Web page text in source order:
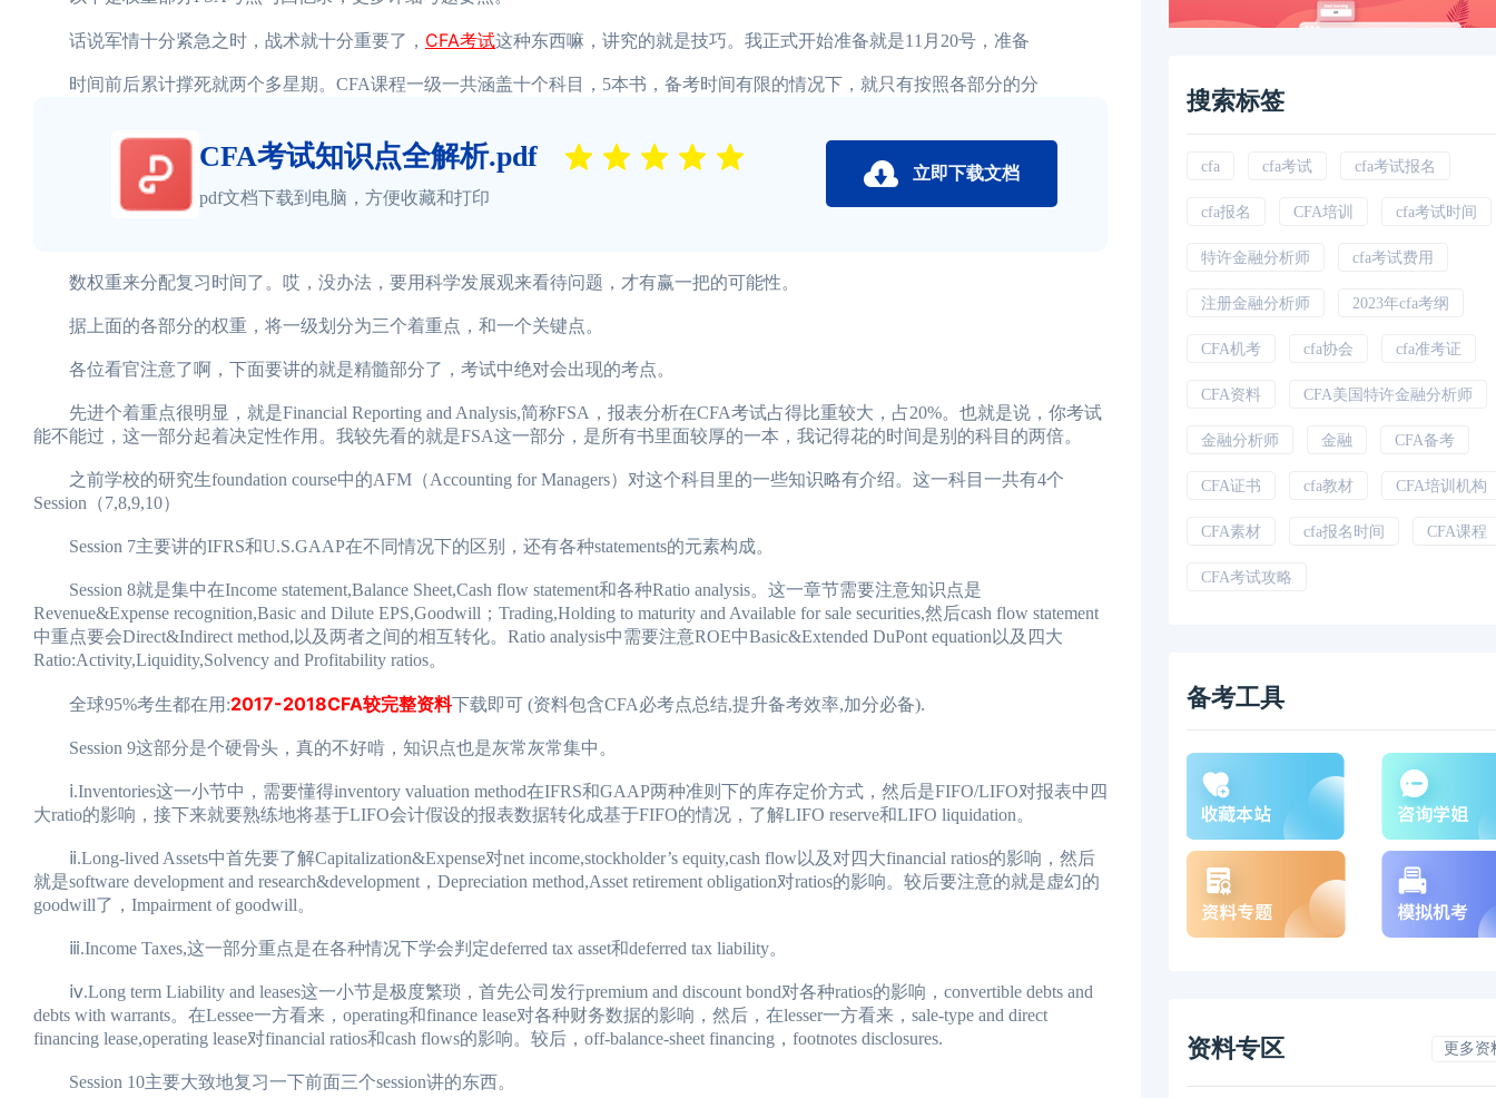
话说军情十分紧急之时，战术就十分重要了， CFA考试这种东西嘛，讲究的就是技巧。我正式开始准备就是11月20号，准备
时间前后累计撑死就两个多星期。CFA课程一级一共涵盖十个科目，5本书，备考时间有限的情况下，就只有按照各部分的分
CFA考试知识点全解析.pdf
pdf文档下载到电脑，方便收藏和打印
立即下载文档
数权重来分配复习时间了。哎，没办法，要用科学发展观来看待问题，才有赢一把的可能性。
据上面的各部分的权重，将一级划分为三个着重点，和一个关键点。
各位看官注意了啊，下面要讲的就是精髓部分了，考试中绝对会出现的考点。
先进个着重点很明显，就是Financial Reporting and Analysis,简称FSA，报表分析在CFA考试占得比重较大，占20%。也就是说，你考试
能不能过，这一部分起着决定性作用。我较先看的就是FSA这一部分，是所有书里面较厚的一本，我记得花的时间是别的科目的两倍。
之前学校的研究生foundation course中的AFM（Accounting for Managers）对这个科目里的一些知识略有介绍。这一科目一共有4个
Session（7,8,9,10）
Session 7主要讲的IFRS和U.S.GAAP在不同情况下的区别，还有各种statements的元素构成。
Session 8就是集中在Income statement,Balance Sheet,Cash flow statement和各种Ratio analysis。这一章节需要注意知识点是
Revenue&Expense recognition,Basic and Dilute EPS,Goodwill；Trading,Holding to maturity and Available for sale securities,然后cash flow statement
中重点要会Direct&Indirect method,以及两者之间的相互转化。Ratio analysis中需要注意ROE中Basic&Extended DuPont equation以及四大
Ratio:Activity,Liquidity,Solvency and Profitability ratios。
全球95%考生都在用:2017-2018CFA较完整资料下载即可 (资料包含CFA必考点总结,提升备考效率,加分必备).
Session 9这部分是个硬骨头，真的不好啃，知识点也是灰常灰常集中。
ⅰ.Inventories这一小节中，需要懂得inventory valuation method在IFRS和GAAP两种准则下的库存定价方式，然后是FIFO/LIFO对报表中四
大ratio的影响，接下来就要熟练地将基于LIFO会计假设的报表数据转化成基于FIFO的情况，了解LIFO reserve和LIFO liquidation。
ⅱ.Long-lived Assets中首先要了解Capitalization&Expense对net income,stockholder’s equity,cash flow以及对四大financial ratios的影响，然后
就是software development and research&development，Depreciation method,Asset retirement obligation对ratios的影响。较后要注意的就是虚幻的
goodwill了，Impairment of goodwill。
ⅲ.Income Taxes,这一部分重点是在各种情况下学会判定deferred tax asset和deferred tax liability。
ⅳ.Long term Liability and leases这一小节是极度繁琐，首先公司发行premium and discount bond对各种ratios的影响，convertible debts and
debts with warrants。在Lessee一方看来，operating和finance lease对各种财务数据的影响，然后，在lesser一方看来，sale-type and direct
financing lease,operating lease对financial ratios和cash flows的影响。较后，off-balance-sheet financing，footnotes disclosures.
Session 10主要大致地复习一下前面三个session讲的东西。
搜索标签
cfa cfa考试 cfa考试报名
cfa报名 CFA培训 cfa考试时间
特许金融分析师 cfa考试费用
注册金融分析师 2023年cfa考纲
CFA机考 cfa协会 cfa准考证
CFA资料 CFA美国特许金融分析师
金融分析师 金融 CFA备考
CFA证书 cfa教材 CFA培训机构
CFA素材 cfa报名时间 CFA课程
CFA考试攻略
备考工具
资料专区 更多资